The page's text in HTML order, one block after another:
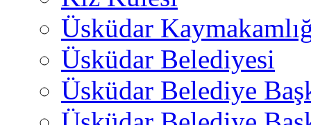
Üsküdar
Üsküdar Belediyesi
Üsküdar Belediye